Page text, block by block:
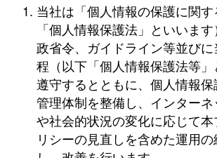
当社は「個人情報の保護に関
「個人情報保護法」といいま
政省令、ガイドライン等並び
程（以下「個人情報保護法等
遵守するとともに、個人情報
管理体制を整備し、インター
や社会的状況の変化に応じて
リシーの見直しを含めた運用